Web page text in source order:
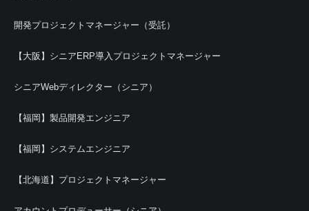
開発プロジェクトマネージャー（受託）
【大阪】シニアERP導入プロジェクトマネージャー
シニアWebディレクター（シニア）
【福岡】製品開発エンジニア
【福岡】システムエンジニア
【北海道】プロジェクトマネージャー